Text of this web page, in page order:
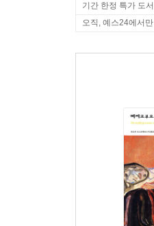
기간 한정 특가 도서
오직, 예스24에서만